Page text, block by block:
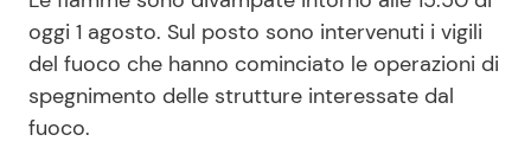
oggi 1 agosto. Sul posto sono intervenuti i vigili
del fuoco che hanno cominciato le operazioni di
spegnimento delle strutture interessate dal
fuoco.